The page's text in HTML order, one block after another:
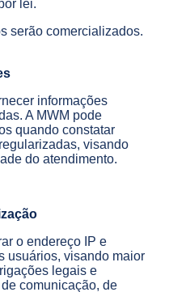
lei.
serão comercializados.
informações
A MWM pode
quando constatar
visando
do atendimento.
o endereço IP e
usuários, visando maior
legais e
comunicação, de